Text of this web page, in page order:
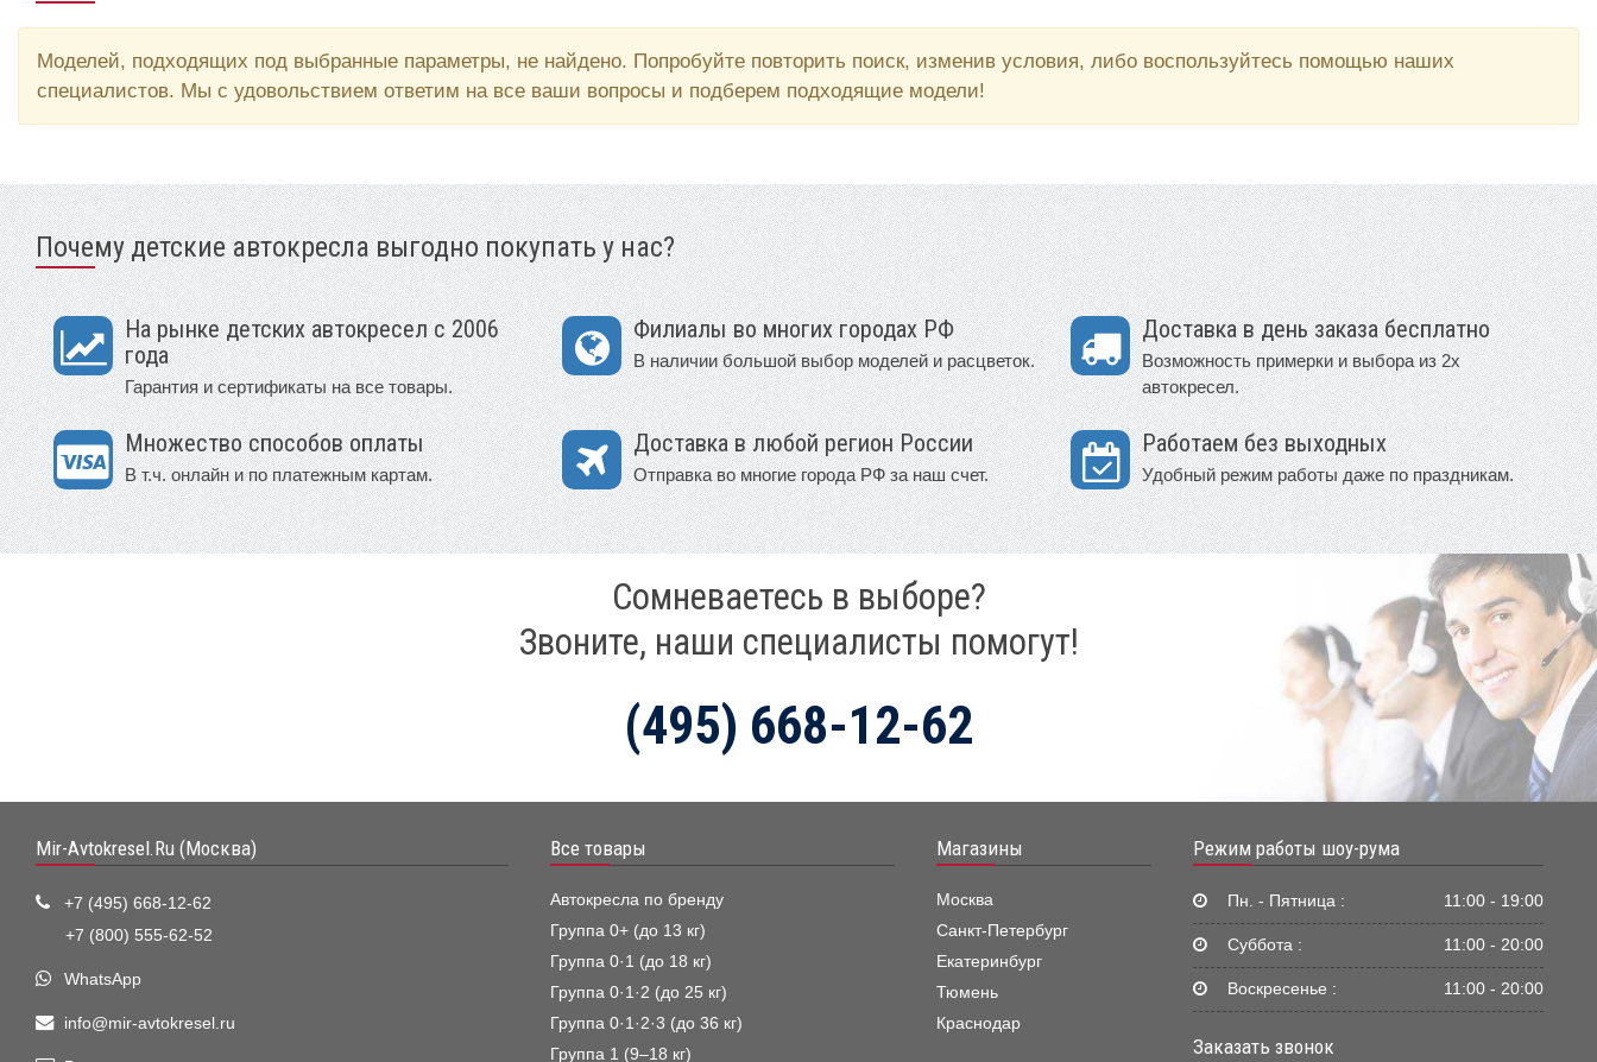
Моделей, подходящих под выбранные параметры, не найдено. Попробуйте повторить поиск, изменив условия, либо воспользуйтесь помощью наших
специалистов. Мы с удовольствием ответим на все ваши вопросы и подберем подходящие модели!
Почему детские автокресла выгодно покупать у нас?
На рынке детских автокресел с 2006
года
Гарантия и сертификаты на все товары.
Филиалы во многих городах РФ
В наличии большой выбор моделей и расцветок.
Доставка в день заказа бесплатно
Возможность примерки и выбора из 2х
автокресел.
Множество способов оплаты
В т.ч. онлайн и по платежным картам.
Доставка в любой регион России
Отправка во многие города РФ за наш счет.
Работаем без выходных
Удобный режим работы даже по праздникам.
Сомневаетесь в выборе?
Звоните, наши специалисты помогут!
(495) 668-12-62
Mir-Avtokresel.Ru (Москва)
+7 (495) 668-12-62
+7 (800) 555-62-52
WhatsApp
info@mir-avtokresel.ru
Все товары
Автокресла по бренду
Группа 0+ (до 13 кг)
Группа 0·1 (до 18 кг)
Группа 0·1·2 (до 25 кг)
Группа 0·1·2·3 (до 36 кг)
Группа 1 (9–18 кг)
Магазины
Москва
Санкт-Петербург
Екатеринбург
Тюмень
Краснодар
Режим работы шоу-рума
Пн. - Пятница : 11:00 - 19:00
Суббота : 11:00 - 20:00
Воскресенье : 11:00 - 20:00
Заказать звонок